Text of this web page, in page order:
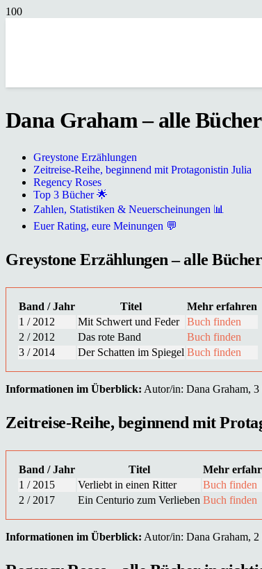
Dana Graham – alle
Greystone Erzählungen
Zeitreise-Reihe, beginnend mit Protagonistin Julia
Regency Roses
Top 3 Bücher 🌟
Zahlen, Statistiken & Neuerscheinungen 📊
Euer Rating, eure Meinungen 💬
Greystone Erzählungen – alle
Band / Jahr Titel
Mehr erfahren
1 / 2012
Mit Schwert und Feder
Buch finden
2 / 2012
Das rote Band
Buch finden
3 / 2014
Der Schatten im Spiegel Buch finden
Informationen im Überblick: Autor/in: Dana Graham,
Zeitreise-Reihe, beginnend mit
Band / Jahr Titel
Mehr
1 / 2015
Verliebt in einen Ritter
Buch finden
2 / 2017
Ein Centurio zum Verlieben Buch finden
Informationen im Überblick: Autor/in: Dana Graham,